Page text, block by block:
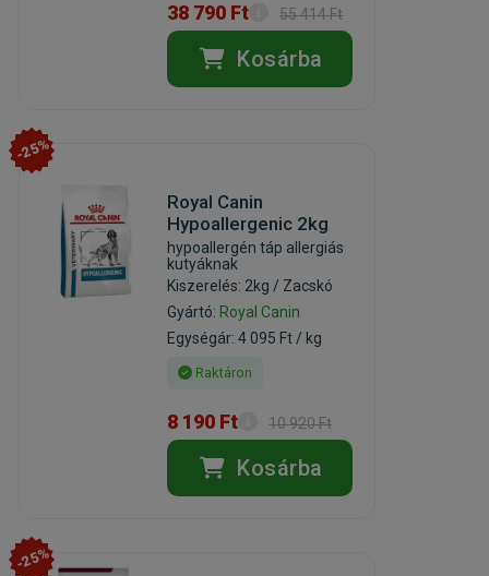
38 790 Ft 55 414 Ft
Kosárba
-25%
Royal Canin
Hypoallergenic 2kg
hypoallergén táp allergiás
kutyáknak
Kiszerelés: 2kg / Zacskó
Gyártó: Royal Canin
Egységár: 4 095 Ft / kg
Raktáron
8 190 Ft 10 920 Ft
Kosárba
-25%